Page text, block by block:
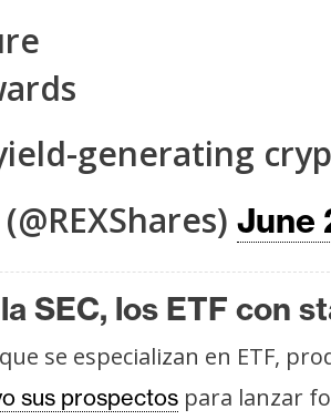
generating
June
SEC, los ETF con
se especializan en ETF,
sus prospectos para lanzar